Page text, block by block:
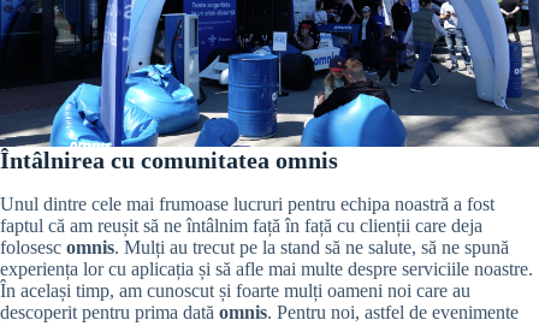
Întâlnirea cu comunitatea omnis
Unul dintre cele mai frumoase lucruri pentru echipa noastră a fost
faptul că am reușit să ne întâlnim față în față cu clienții care deja
folosesc omnis. Mulți au trecut pe la stand să ne salute, să ne spună
experiența lor cu aplicația și să afle mai multe despre serviciile noastre.
În același timp, am cunoscut și foarte mulți oameni noi care au
descoperit pentru prima dată omnis. Pentru noi, astfel de evenimente